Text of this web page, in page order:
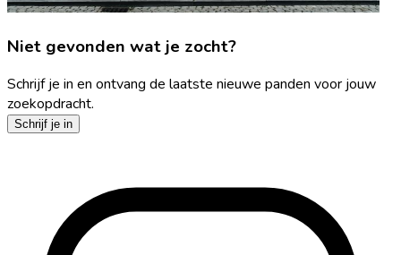
Niet gevonden wat je zocht?
Schrijf je in en ontvang de laatste nieuwe panden voor jouw
zoekopdracht.
Schrijf je in